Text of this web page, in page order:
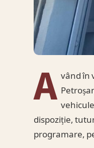
A vând în
dispoziție,
programare,